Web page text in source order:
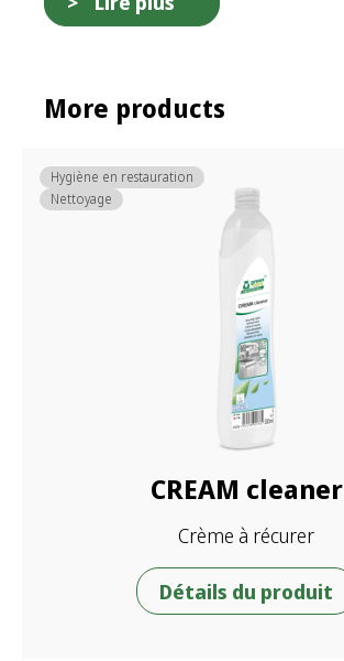
More products
CREAM cleaner
Crème à récurer
Hygiène en restauration
Nettoyage
Détails du produit